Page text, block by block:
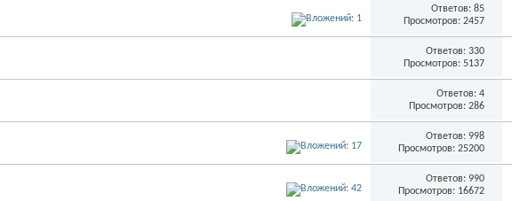
Ответов: 85
Просмотров: 2457
Ответов: 330
Просмотров: 5137
Ответов: 4
Просмотров: 286
Ответов: 998
Просмотров: 25200
Ответов: 990
Просмотров: 16672